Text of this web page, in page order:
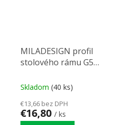
MILADESIGN profil
stolového rámu G5
Skladom (40 ks)
€13,66 bez DPH
€16,80 / ks